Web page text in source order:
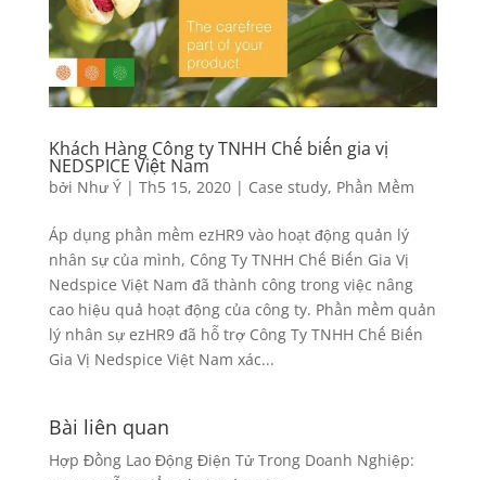
Khách Hàng Công ty TNHH Chế biến gia vị
NEDSPICE Việt Nam
bởi Như Ý| Th5 15, 2020| Case study, Phần Mềm
Áp dụng phần mềm ezHR9 vào hoạt động quản lý
nhân sự của mình, Công Ty TNHH Chế Biến Gia Vị
Nedspice Việt Nam đã thành công trong việc nâng
cao hiệu quả hoạt động của công ty. Phần mềm quản
lý nhân sự ezHR9 đã hỗ trợ Công Ty TNHH Chế Biến
Gia Vị Nedspice Việt Nam xác...
Bài liên quan
Hợp Đồng Lao Động Điện Tử Trong Doanh Nghiệp: